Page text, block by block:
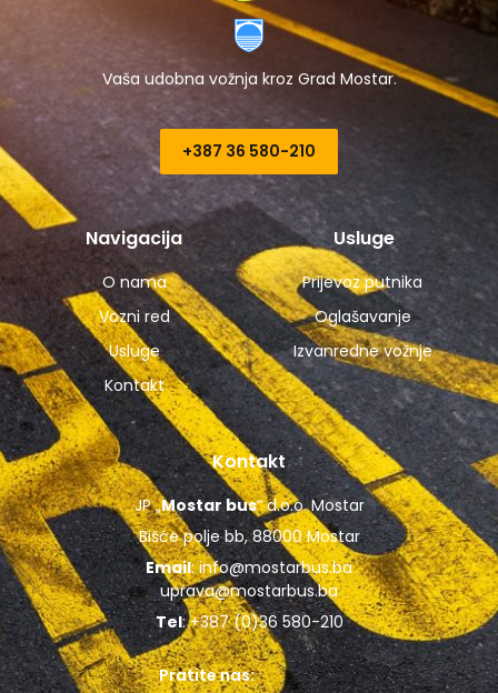
Vaša udobna vožnja kroz Grad Mostar.
+387 36 580-210​
Navigacija
O nama
Vozni red
Usluge
Kontakt
Usluge
Prijevoz putnika
Oglašavanje
Izvanredne vožnje
Kontakt
JP „Mostar bus“ d.o.o. Mostar
Bišće polje bb, 88000 Mostar
Email:info@mostarbus.ba
uprava@mostarbus.ba
Tel: +387 (0)36 580-210
Pratite nas: